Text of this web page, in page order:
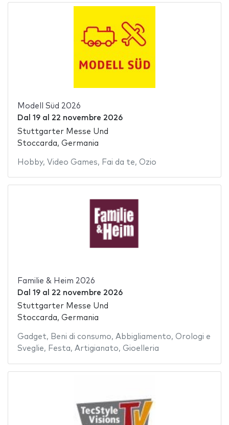
Modell Süd 2026
Dal 19al 22 novembre 2026
Stuttgarter Messe Und
Stoccarda, Germania
Hobby, Video Games, Fai da te, Ozio
Familie & Heim 2026
Dal 19al 22 novembre 2026
Stuttgarter Messe Und
Stoccarda, Germania
Gadget, Beni di consumo, Abbigliamento, Orologi e
Sveglie, Festa, Artigianato, Gioelleria